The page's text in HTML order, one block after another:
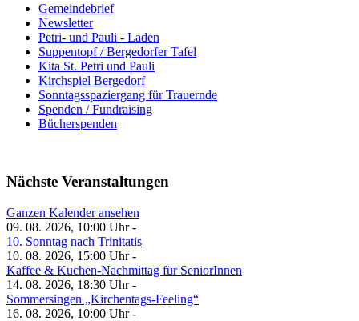
Gemeindebrief
Newsletter
Petri- und Pauli - Laden
Suppentopf / Bergedorfer Tafel
Kita St. Petri und Pauli
Kirchspiel Bergedorf
Sonntagsspaziergang für Trauernde
Spenden / Fundraising
Bücherspenden
Nächste Veranstaltungen
Ganzen Kalender ansehen
09. 08. 2026, 10:00 Uhr -
10. Sonntag nach Trinitatis
10. 08. 2026, 15:00 Uhr -
Kaffee & Kuchen-Nachmittag für SeniorInnen
14. 08. 2026, 18:30 Uhr -
Sommersingen „Kirchentags-Feeling“
16. 08. 2026, 10:00 Uhr -